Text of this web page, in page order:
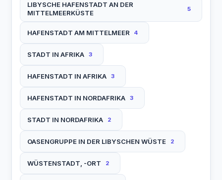
LIBYSCHE HAFENSTADT AN DER
MITTELMEERKÜSTE
5
HAFENSTADT AM MITTELMEER 4
STADT IN AFRIKA 3
HAFENSTADT IN AFRIKA 3
HAFENSTADT IN NORDAFRIKA 3
STADT IN NORDAFRIKA 2
OASENGRUPPE IN DER LIBYSCHEN WÜSTE 2
WÜSTENSTADT, -ORT 2